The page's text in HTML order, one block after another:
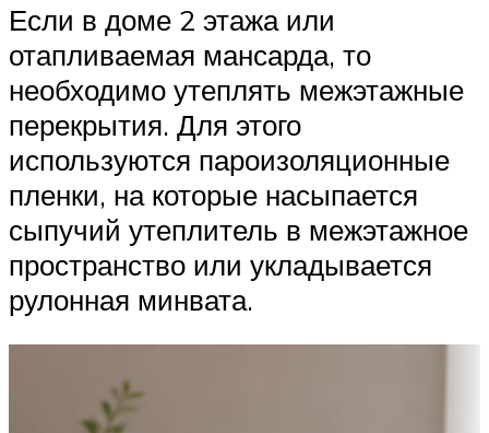
Если в доме 2 этажа или
отапливаемая мансарда, то
необходимо утеплять межэтажные
перекрытия. Для этого
используются пароизоляционные
пленки, на которые насыпается
сыпучий утеплитель в межэтажное
пространство или укладывается
рулонная минвата.